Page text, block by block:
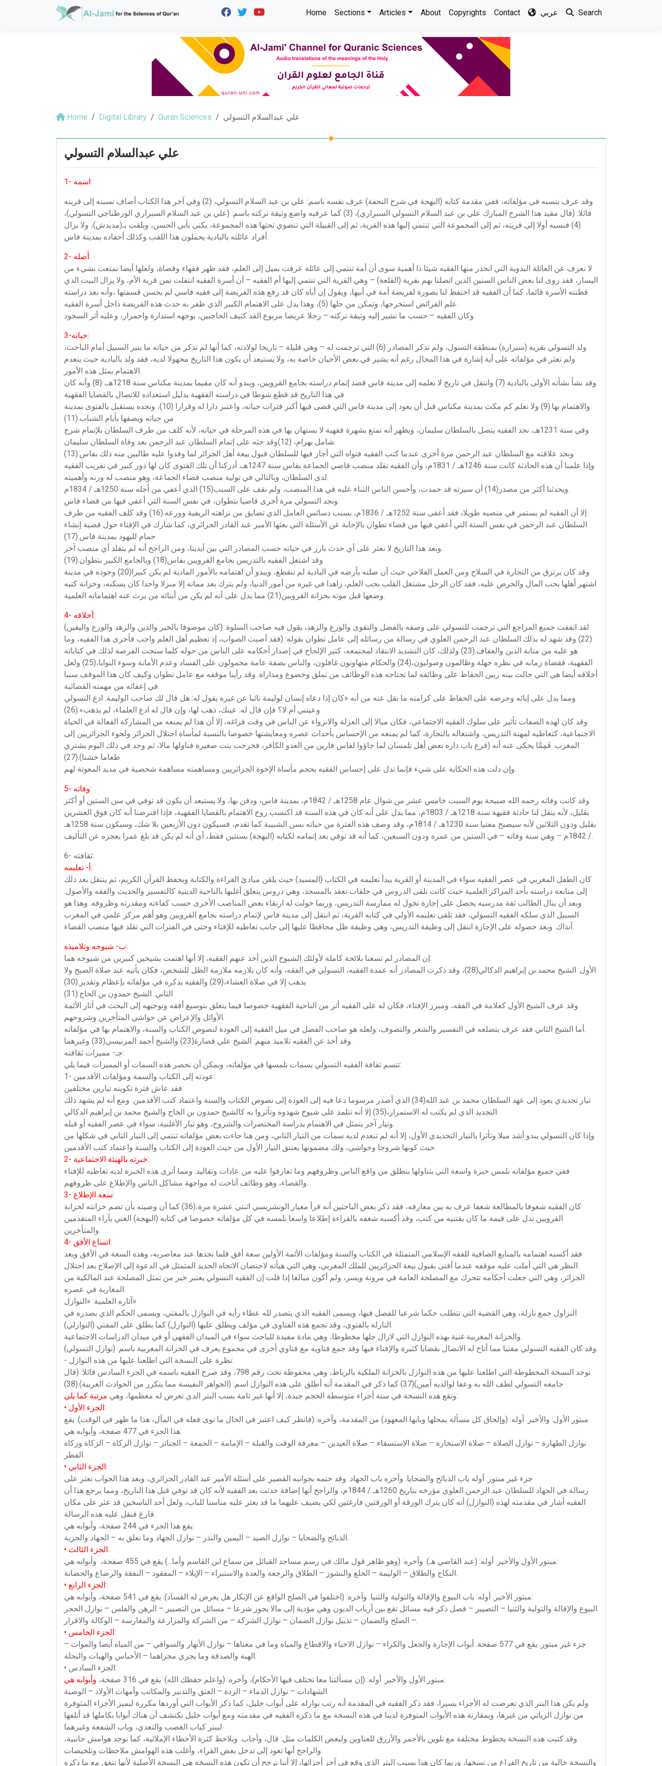
Home Sections Articles About Copyrights Contact عربي Search
Home Digital Library Quran Sciences علي عبدالسلام التسولي
علي عبدالسلام التسولي
1- اسمه:
وقد عرف بنسبه في مؤلفاته، ففي مقدمة كتابه (البهجة في شرح التحفة) عرف نفسه باسم: علي بن عبد السلام التسولي، (2) وفي آخر هذا الكتاب أضاف نسبته إلى قريته
قائلا: (قال مقيد هذا الشرح المبارك علي بن عبد السلام التسولي السبراري)، (3) كما عرفبه واضع وثيقة تركته باسم: (علي بن عبد السلام السبراري الورطناجي التسولي)،
(4) فنسبه أولا إلى قريته، ثم إلى المجموعة التي تنتمي إليها هذه القرية، ثم إلى القبيلة التي تنضوي تحتها هذه المجموعة، يكنى بأبي الحسن، ويلقب بـ(مديدش)، ولا يزال
أفراد عائلته بالبادية يحملون هذا اللقب وكذلك أحفاده بمدينة فاس.
2- أصله:
لا نعرف عن العائلة البدوية التي انحدر منها الفقيه شيئا ذا أهمية سوى أن أمة تنتمي إلى عائلة عرفت بميل إلى العلم، فقد ظهر فقهاء وقضاة، ولعلها أيضا تمتعت بشيء من
اليسار، فقد روى لنا بعض الناس السنين الذين اتصلنا بهم بقرية (القلعة) – وهي القرية التي تنتمي إليها أم الفقيه – أن أسرة الفقيه انتقلت نمن قرية الأم، ولا يزال البيت الذي
قطنته الأسرة قائما، كما أن الفقيه قد احتفظ لنا بصورة لفريضة أمة في أبيها، ويقول إن أباه كان قد رفع هذه الفريضة إلى فقيه فاسي لم يحسن قسمتها ،وأنه بعد دراسته
علم الفرائض استخرجها، وتمكن من حلها (5)، وهذا يدل على الاهتمام الكبير الذي ظفر به حدث هذه الفريضة داخل أسرة الفقيه.
وكان الفقيه – حسب ما تشير إليه وثيقة تركته – رجلا عريضا مربوع القد كثيف الحاجبين، بوجهه استدارة واحمرار، وعليه أثر السجود.
3-حياته:
ولد التسولي بقرية (سبرارة) بمنطقة التسول، ولم تذكر المصادر (6) التي ترجمت له – وهي قليلة – تاريخا لولادته، كما أنها لم تذكر من حياته ما ينير السبيل أمام الباحث،
ولم نعثر في مؤلفاته على أية إشارة في هذا المجال رغم أنه يشير في بعض الأحيان خاصة به، ولا يستبعد أن يكون هذا التاريخ مجهولا لديه، فقد ولد بالبادية حيث ينعدم
الاهتمام بمثل هذه الأمور.
وقد نشأ نشأته الأولى بالبادية (7) وانتقل في تاريخ لا نعلمه إلى مدينة فاس قصد إتمام دراسته بجامع القرويين، ويبدو أنه كان مقيما بمدينة مكناس سنة 1218هـ، (8) وأنه كان
في هذا التاريخ قد قطع شوطا في دراسته الفقهية بدليل استعداده للاتصال بالقضايا الفقهية
والاهتمام بها.(9) ولا نعلم كم مكث بمدينة مكناس قبل أن يعود إلى مدينة فاس التي قضى فيها أكبر فترات حياته، واعتبر دارا له وقرارا (10)، ونجده يستقبل بالفتوى بمدينة
من حياته ويصفها بأيام الشباب.(11)
وفي سنة 1231هـ، نجد الفقيه يتصل بالسلطان سليمان، ويظهر أنه تمتع بشهرة فقهية لا يستهان بها في هذه المرحلة في حياته، لأنه كلف من طرف السلطان بلإتمام شرح
شامل بهرام، (12)وقد حثه على إتمام السلطان عبد الرحمن بعد وفاة السلطان سليمان.
ونجد علاقته مع السلطان عبد الرحمن مرة أخرى عندما كتب الفقيه فتواه التي أجاز فيها للسلطان قبول بيعة أهل الجزائر لما وفدوا عليه طالبين منه ذلك بفاس.(13)
وإذا علمنا أن هذه الحادثة كانت سنة 1246هـ / 1831م، وأن الفقيه تقلد منصب قاضي الجماعة بفاس سنة 1247هـ، أدركنا أن تلك الفتوى كان لها دور كبير في تقريب الفقيه
لدى السلطان، وبالتالي في تولية منصب قضاء الجماعة، وهو منصب له وزنه وأهميته.
ويحدثنا أكثر من مصدر(14) أن سيرته قد حمدت، وأحسن الناس الثناء عليه في هذا المنصب، ولم نقف على السبب(15) الذي أعفي من أجله سنة 1250هـ / 1834م.
ونجد التسولي مرة أخرى قاضيا بتطوان، في نفس السنة التي أعفي فيها من قضاء فاس.
إلا أن الفقيه لم يستمر في منصبه طويلا، فقد أعفى سنة 1252هـ / 1836م، بسبب دسائس العامل الذي تضايق من نزاهته الريفية وورعه.(16) وقد كلف الفقيه من طرف
السلطان عبد الرحمن في نفس السنة التي أعفي فيها من قضاء تطوان بالإجابة عن الأسئلة التي بعثها الأمير عبد القادر الجزائري، كما شارك في الإفتاء حول قضية إنشاء
حمام لليهود بمدينة فاس.(17)
وبعد هذا التاريخ لا نعثر على أي حدث بارز في حياته حسب المصادر التي بين أيدينا، ومن الراجح أنه لم يتقلد أي منصب آخر.
وقد اشتغل الفقيه بالتدريس بجامع القرويين بفاس(18) وبالجامع الكبير بتطوان.(19)
وقد كان يرتزق من التجارة في السلاح ومن العمل الفلاحي حيث أن صلته بأرضه في البادية لم تنقطع، ويبدو أن اهتمامه بالأمور المادية لم يكن كبيرا(20) وجوده في مدينة
اشتهر أهلها بحب المال والحرص عليه، فقد كان الرجل مشتغل القلب بحب العلم، زاهدا في غيره من أمور الدنيا، ولم يترك بعد مماته إلا منزلا واحدا كان يسكنه، وخزانة كتبه
وضعها قبل موته بخزانة القرويين(21) مما يدل على أنه لم يكن من أبنائه من يرث عنه اهتماماته العلمية.
4- أخلاقه:
لقد اتفقت جميع المراجع التي ترجمت للتسولي على وصفه بالفضل والتقوى والورع والزهد، يقول فيه صاحب السلوة: (كان موصوفا بالخير والذين والزهد والورع واليقين)
(22) وقد شهد له بذلك السلطان عبد الرحمن العلوي في رسالة من رسائله إلى عامل تطوان بقوله: (فقد أصبت الصواب، إذ تعظيم أهل العلم واجب فأحرى هذا الفقيه، وما
هو عليه من متانة الدين والعفاف.(23) ولذلك، كان التشديد الانتقاد لمجتمعه، كثير الإلحاح في إصدار أحكامه على الناس من حوله كلما سنحت الفرصة لذلك في كتاباته
الفقهية، فقضاة زمانه في نظره جهلة وظالمون وصوليون،(24) والحكام متهاونون غافلون، والناس بصفة عامة محمولون على الفساد وعدم الأمانة وسوء النوايا،(25) ولعل
أخلاقه أيضا هي التي حالت بينه ربين الحفاظ على وظائفه لما تحتاجه هذه الوظائف من تملق وخضوع ومداراة. وقد رأينا موقفه مع عامل تطوان وكيف كان هذا الموقف سببا
في إعفائه من مهمته القضائية.
ومما يدل على إبائه وحرصه على الحفاظ على كرامته ما نقل عنه من أنه «كان إذا دعاه إنسان لوليمة نائبا عن غيره يقول له: هل قال لك صاحب الوليمة: ادع التسولي
وعينني أم لا؟ فإن قال له: عينك، ذهب لها، وإن قال له ادع العلماء، لم يذهب».(26)
وقد كان لهذه الصفات تأثير على سلوك الفقيه الاجتماعي، فكان ميالا إلى العزلة والانزواء عن الناس في وقت فراغه، إلا أن هذا لم يمنعه من المشاركة الفعالة في الحياة
الاجتماعية، كتعاطيه لمهنة التدريس، واشتغاله بالتجارة، كما لم يمنعه من الإحساس بأحداث عصره ومعايشتها خصوصا بالنسبة لمأساة احتلال الجزائر ولجوء الجزائريين إلى
المغرب. فَمِمَّا يحكى عنه أنه (قرع باب داره بعض أهل تلمسان لما جاؤوا لفاس فارين من العدو الكافر، فخرجت بنت صغيرة فناولها مالا، ثم وجد في ذلك اليوم يشتري
طعاما خشنا).(27)
وإن دلت هذه الحكاية على شيء فإنما تدل على إحساس الفقيه بحجم مأساة الإخوة الجزائريين ومساهمته مساهمة شخصية في مديد المعونة لهم.
5- وفاته:
وقد كانت وفاته رحمه الله صبيحة يوم السبت خامس عشر من شوال عام 1258هـ / 1842م، بمدينة فاس، ودفن بها، ولا يستبعد أن يكون قد توفي في سن الستين أو أكثر
بقليل، لأنه ينقل لنا حادثة فقيهة سنة 1218هـ / 1803م، مما يدل على أنه كان في هذه السنة قد اكتسب روح الاهتمام بالقضايا الفقهية، فإذا افترضنا أنه كان فوق العشرين
بقليل ودون الثلاثين لأنه سيصبح مفتيا سنة 1230هـ / 1814م، وقد وصف هذه الفترة من حياته بسن الشبيبة كما تقدم، فسيكون دون الأربعين بلا شك، وسيكون سنة 1258هـ
/ 1842م – وهي سنة وفاته – في الستين من عمره ودون السبعين، كما أنه قد توفي بعد إتمامه لكتابه (البهجة) بسنتين فقط، أي أنه لم يكن قد بلغ عمرا بعجزه عن التأليف.
6- ثقافته:
أ- تعليمه:
كان الطفل المغربي في عصر الفقيه سواء في المدينة أو القرية يبدأ تعليمه في الكتاب (المسيد) حيث يلقن مبادئ القراءة والكتابة وبحفظ القرآن الكريم، ثم ينتقل بعد ذلك
إلى متابعة دراسته بأحد المراكز العلمية حيث كانت تلقى الدروس في حلقات تعقد بالمسجد، وهي دروس يتعلق أغلبها بالناحية الدينية كالتفسير والحديث والفقه والأصول.
وبعد أن ينال الطالب ثقة مدرسيه يحصل على إجازة تخول له ممارسة التدريس، وربما خولت له ارتقاء بعض المناصب الأخرى حسب كفاءته ومقدرته وظروفه. وهذا هو
السبيل الذي سلكه الفقيه التسولي، فقد تلقى تعليمه الأولي في كتابه القرية، ثم انتقل إلى مدينة فاس لإتمام دراسته بجامع القرويين وهو أهم مركز علمي في المغرب
آنذاك. وبعد حصوله على الإجازة انتقل إلى وظيفة التدريس، وهي وظيفة ظل محافظا عليها إلى جانب تعاطيه للإفتاء وحتى في الفترات التي تقلد فيها منصب القضاء.
ب- شيوخه وتلاميذه:
إن المصادر لم تسعنا بلائحة كاملة لأولئك الشيوخ الذين أخذ عنهم الفقيه، إلا أنها اهتمت بشيخين كبيرين من شيوخه هما:
الأول: الشيخ محمد بن إبراهيم الدكالي(28)، وقد ذكرت المصادر أنه عمدة الفقيه، التسولي في الفقه، وأنه كان يلازمه ملازمة الظل للشخص، فكان يأتيه عند صلاة الصبح ولا
يذهب إلا في صلاة العشاء،(29) والفقيه يذكره في مؤلفاته بإعظام وتقدير.(30)
الثاني: الشيخ حمدون بن الحاج.(31)
وقد عرف الشيخ الأول كعلامة في الفقه، ومبرز الإفتاء، فكان له على الفقيه أثر من الناحية الفقهية خصوصا فيما يتعلق بتوسيع أفقه وتوجيهه إلى البحث في آثار الأئمة
الأوائل والإعراض عن حواشي المتأخرين وشروحهم.
أما الشيخ الثاني فقد عرف بتضلعه في التفسير والشعر والتصوف، ولعله هو صاحب الفضل في ميل الفقيه إلى العودة لنصوص الكتاب والسنة، والاهتمام بها في مؤلفاته.
وقد أخذ عن الفقيه تلاميذ منهم: الشيخ علي قصارة(23) والشيخ أحمد المرنيسي(33) وغيرهما.
جـ- مميزات ثقافته:
تتسم ثقافة الفقيه التسولي بسمات نلمسها في مؤلفاته، ويمكن أن نحصر هذه السمات أو المميزات فيما يلي:
1- عودته إلى الكتاب والسمة ومؤلفات الأقدمين:
فقد عاش فترة تكوينه تيارين مختلفين:
تيار تجديدي يعود إلى عهد السلطان محمد بن عبد الله(34) الذي أصدر مرسوما دعا فيه إلى العودة إلى نصوص الكتاب والسنة واعتماد كتب الأقدمين. ومع أنه لم يشهد ذلك
التجديد الذي لم يكتب له الاستمرار،(35) إلا أنه تتلمذ على شيوخ شهدوه وتأثروا به كالشيخ حمدون بن الحاج والشيخ محمد بن إبراهيم الدكالي.
وتيار آخر يتمثل في الاهتمام بدراسة المختصرات والشروح، وهو تيار الأغلبية، سواء في عصر الفقيه أو قبله.
وإذا كان التسولي يبدو أشد ميلا وتأثرا بالتيار التجديدي الأول، إلا أنه لم تنعدم لديه سمات من التيار الثاني، ومن هنا جاءت بعض مؤلفاته تنتمي إلى التيار الثاني في شكلها من
حيث كونها شروحا وحواشي، ولك مضمونها يعتنق التيار الأول من حيث العودة إلى الكتاب والسنة واعتماد كتب الأقدمين.
2- خبرته بالهيئة الاجتماعية:
ففي جميع مؤلفاته نلمس خبرة واسعة التي يتناولها ينطلق من واقع الناس وظروفهم وما تعارفوا عليه من عادات وتقاليد. ومما أثرى هذه الخبرة لديه تعاطيه للإفتاء
والقضاء، وهو وظائف أتاحت له مواجهة مشاكل الناس والإطلاع على ظروفهم.
3- سعة الإطلاع:
كان الفقيه شغوفا بالمطالعة شغفا عرف به بين معارفه، فقد ذكر بعض الباحثين أنه قرأ معيار الونشريسي اثنتي عشرة مرة،(36) كما أن وصيته بأن تضم خزانته لخزانة
القرويين تدل على قيمة ما كان يقتنيه من كتب، وقد أكسبه شغفه بالقراءة إطلاعا واسعا نلمسه في كل مؤلفاته خصوصا في كتابه (البهجة) الغني بآراء المتقدمين
والمتأخرين.
4- اتساع الأفق:
فقد أكسبه اهتمامه بالمنابع الصافية للفقه الإسلامي المتمثلة في الكتاب والسنة ومؤلفات الأئمة الأولين سعة أفق قلما نجدها عند معاصريه، وهذه السعة في الأفق وبعد
النظر هي التي أملت عليه موقفه عندما أفتى بقبول بيعة الجزائريين للملك المغربي، وهي التي هيأته لاحتضان الاتجاه الجديد المتمثل في الدعوة إلى الإصلاح بعد احتلال
الجزائر، وهي التي جعلت أحكامه تتحرك مع المصلحة العامة في مرونة ويسر، ولم أكون مبالغا إذا قلت إن الفقيه التسولي يعتبر خير من تمثل المصلحة عند المالكية من
المغاربة في عصره.
آثاره العلمية: «النوازل»
النزاول جمع نازلة، وهي القضية التي تتطلب حكما شرعيا للفصل فيها، ويسمى الفقيه الذي يتصدر لله عطاء رأيه في النوازل بالمفتي، ويسمى الحكم الذي يصدره في
النازلة بالفتوى، وقد تجمع هذه الفتاوى في مؤلف ويطلق عليها (النوازل) كما يطلق على المفتي (النوازلي).
والخزانة المغربية غنية بهذه النوازل التي لازال جلها مخطوطا، وهي مادة مفيدة للباحث سواء في الميدان الفقهي أو في ميدان الدراسات الاجتماعية.
وقد كان الفقيه التسولي مفتيا مما أتاح له الاتصال بقضايا كثيرة والإفتاء فيها وقد جمع فتاويه مع فتاوي أخرى في مجموع يعرف في الخزانة المغربية باسم: (نوازل التسولي).
- نظرة على النسخة التي اطلعنا عليها من هذه النوازل:
توجد النسخة المخطوطة التي اطلعنا عليها من هذه النوازل بالخزانة الملكية بالرباط، وهي محفوظة تحت رقم 798، وقد صرح الفقيه باسمه في الجزء السادس قائلا: (قال
جامعه التسولي لطف الله به وعفا لوالديه آمين)(37) كما ذكر في المقدمة أنه أطلق على هذه النوازل اسم: (الجواهر النفيسة مما يتكرر من الحوادث الغربية).(38)
وتقع هذه النسخة في ستة أجزاء متوسطة الحجم جيدة، إلا أنها غير تامة بسب البتر الذي تعرض له معظمها، وهيمرتبة كما يلي:
• الجزء الأول:
مبتور الأول: والأخير. أوله: (وإلحاق كل مسألة بمحلها وبابها المعهود) من المقدمة، وآخره: (فانظر كيف اعتبر في الحال ما نوى فعله في المآل، هذا ما ظهر في الوقت). يقع
هذا الجزء في 477 صفحة، وأبوابه هي:
نوازل الطهارة – نوازل الصلاة – صلاة الاستخارة – صلاة الاستسقاء – صلاة العيدين – معرفة الوقت والقبلة – الإمامة – الجمعة – الجنائز – نوازل الزكاة – الزكاة وزكاة
الفطر.
• الجزء الثاني:
جزء غير مبتور. أوله باب الذبائح والضحايا. وأخره باب الجهاد. وقد ختمه بجوانبه القصير على أسئلة الأمير عبد القادر الجزائري، وبعد هذا الجواب نعثر على
رسالة في الجهاد للسلطان عبد الرحمن العلوي مؤرخه بتاريخ 1260هـ / 1844م، والراجح أنها إضافة حدثت بعد الفقيه لأنه كان قد توفي قبل هذا التاريخ، ومما يرجع هذا أن
الفقيه أشار في مقدمته لهذه (النوازل) أنه كان يترك الورقة أو الورقتين فارغتين لكي يضيف عليهما ما قد يعثر عليه مناسبا للباب، ولعل أحد الناسخين قد عثر على مكان
فارغ فنقل عليه هذه الرسالة.
يقع هذا الجزء في 244 صفحة، وأبوابه هي:
الذبائح والضحايا – نوازل الصيد – اليمين والنذر – نوازل الجهاد وما تعلق به – الجهاد والجزية.
• الجزء الثالث:
مبتور الأول والأخير. أوله: (عند القاضي هـ). وآخره: (وهو ظاهر قول مالك في رسم مساجد القبائل من سماع ابن القاسم وأما...) يقع في 455 صفحة، وأبوابه هي:
النكاح والطلاق – الوليمة – الخلع والنشوز – الطلاق والرجعة والعدة والاستبراء – الإيلاء – المفقود – النفقة والرضاع والحضانة.
• الجزء الرابع:
مبتور الأخير. أوله: باب البيوع والإقالة والتولية والثنيا. وآخره: (اختلفوا في الصلح الواقع عن الإنكار هل يعرض له الفساد). يقع في 541 صفحة، وأبوابه هي:
البيوع والإقالة والتولية والثنيا – التصيير – فصل ذكر فيه مسائل تقع بين أرباب الديون وهي مؤدية إلى مالا يجوز شرعا – مسائل من التصيير – الرهن والفلس – نوازل الحجر
– الصلح والضمان – تذييل نوازل الضمان – نوازل الشركة – من الشركة والمزارعة والمغارسة – الوكالة والاقرار.
• الجزء الخامس:
جزء غير مبتور. يقع في 577 صفحة. أبواب الإجارة والجعل والكراء – نوازل الاحياء والاقطاع والمياه وما في معناها – نوازل الأنهار والسواقي – من المياه أيضا والموات –
الهبة والصدقة وما يجري مجراهما – الأحباس والهبات والنحلة.
• الجزء السادس:
مبتور الأول والأخير. أوله: (إن مسألتنا معا تختلف فيها الأحكام)، وآخره: (واعلم حفظك الله). يقع في 316 صفحة،وأبوابه هي:
الشهادات – نوازل الدماء – الردة – العتق والتدبير والمكاتب وأمهات الأولاد – الوصية.
ولم يكن هذا البتر الذي تعرضت له الأجزاء يسيرا، فقد ذكر الفقيه في المقدمة أنه رتب نوازله على أبواب خليل، كما ذكر الأبواب التي أوردها مكررة ليميز الأجزاء المتوفرة
من نوازل الزياتي من غيرها، وبمقارنة هذه الأبواب المتوفرة لدينا في هذه النسخة مع ما ذكره الفقيه في مقدمته ومع أبواب خليل نكتشف أن هناك أبوابا بكاملها قد أتلفها
لببتر كباب الغصب والتعدي، وباب الشفعة وغيرهما.
وقد كتبت هذه النسخة بخطوط مختلفة مع تلوين بالأحمر والأزرق للعناوين ولبعض الكلمات مثل: قال، وأجاب. ويلاحظ كثرة الأخطاء الإملائية، كما توجد هوامش جانبية،
والراجح أنها تعود إلى تدخل بعض القراء، وأغلب هذه الهوامش ملاحظات وتلخيصات.
والنسخة خالية من تاريخ الفراغ من نسخها، وربما كان هذا بسبب البتر الذي وقع في آخر أجزائها، إلا أننا نرجح أن تكون هذه النسخة هي النسخة الأصلية لأنها تتفق مع ما ذكره